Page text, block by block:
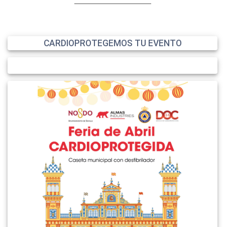
CARDIOPROTEGEMOS TU EVENTO